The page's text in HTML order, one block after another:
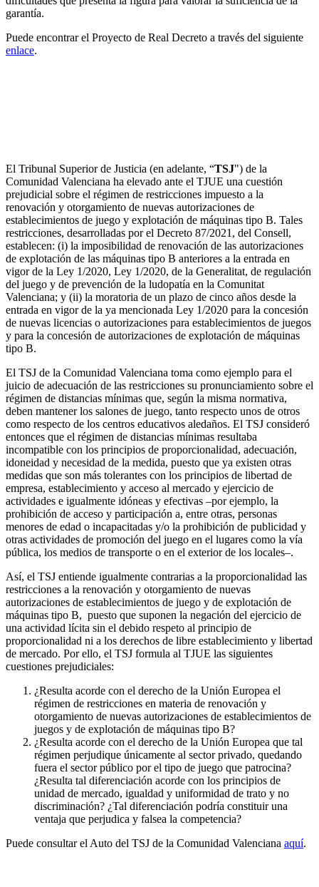
garantía.
Puede encontrar el Proyecto de Real Decreto a través del siguiente
enlace.
El Tribunal Superior de Justicia (en adelante, “TSJ") de la
Comunidad Valenciana ha elevado ante el TJUE una cuestión
prejudicial sobre el régimen de restricciones impuesto a la
renovación y otorgamiento de nuevas autorizaciones de
establecimientos de juego y explotación de máquinas tipo B. Tales
restricciones, desarrolladas por el Decreto 87/2021, del Consell,
establecen: (i) la imposibilidad de renovación de las autorizaciones
de explotación de las máquinas tipo B anteriores a la entrada en
vigor de la Ley 1/2020, Ley 1/2020, de la Generalitat, de regulación
del juego y de prevención de la ludopatía en la Comunitat
Valenciana; y (ii) la moratoria de un plazo de cinco años desde la
entrada en vigor de la ya mencionada Ley 1/2020 para la concesión
de nuevas licencias o autorizaciones para establecimientos de juegos
y para la concesión de autorizaciones de explotación de máquinas
tipo B.
El TSJ de la Comunidad Valenciana toma como ejemplo para el
juicio de adecuación de las restricciones su pronunciamiento sobre el
régimen de distancias mínimas que, según la misma normativa,
deben mantener los salones de juego, tanto respecto unos de otros
como respecto de los centros educativos aledaños. El TSJ consideró
entonces que el régimen de distancias mínimas resultaba
incompatible con los principios de proporcionalidad, adecuación,
idoneidad y necesidad de la medida, puesto que ya existen otras
medidas que son más tolerantes con los principios de libertad de
empresa, establecimiento y acceso al mercado y ejercicio de
actividades e igualmente idóneas y efectivas –por ejemplo, la
prohibición de acceso y participación a, entre otras, personas
menores de edad o incapacitadas y/o la prohibición de publicidad y
otras actividades de promoción del juego en el lugares como la vía
pública, los medios de transporte o en el exterior de los locales–.
Así, el TSJ entiende igualmente contrarias a la proporcionalidad las
restricciones a la renovación y otorgamiento de nuevas
autorizaciones de establecimientos de juego y de explotación de
máquinas tipo B, puesto que suponen la negación del ejercicio de
una actividad lícita sin el debido respeto al principio de
proporcionalidad ni a los derechos de libre establecimiento y libertad
de mercado. Por ello, el TSJ formula al TJUE las siguientes
cuestiones prejudiciales:
¿Resulta acorde con el derecho de la Unión Europea el
régimen de restricciones en materia de renovación y
otorgamiento de nuevas autorizaciones de establecimientos de
juegos y de explotación de máquinas tipo B?
¿Resulta acorde con el derecho de la Unión Europea que tal
régimen perjudique únicamente al sector privado, quedando
fuera el sector público por el tipo de juego que patrocina?
¿Resulta tal diferenciación acorde con los principios de
unidad de mercado, igualdad y uniformidad de trato y no
discriminación? ¿Tal diferenciación podría constituir una
ventaja que perjudica y falsea la competencia?
Puede consultar el Auto del TSJ de la Comunidad Valenciana aquí.